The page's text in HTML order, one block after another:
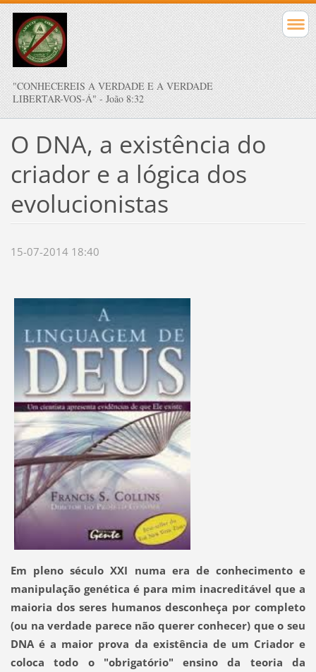
"CONHECEREIS A VERDADE E A VERDADE
LIBERTAR-VOS-Á" - João 8:32
O DNA, a existência do
criador e a lógica dos
evolucionistas
15-07-2014 18:40
Em pleno século XXI numa era de conhecimento e
manipulação genética é para mim inacreditável que a
maioria dos seres humanos desconheça por completo
(ou na verdade parece não querer conhecer) que o seu
DNA é a maior prova da existência de um Criador e
coloca todo o "obrigatório" ensino da teoria da